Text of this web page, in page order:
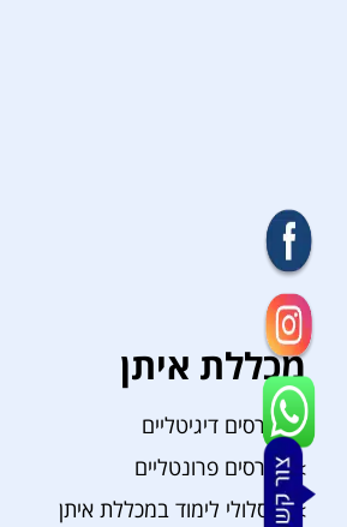
מכללת איתן
קורסים דיגיטליים
קורסים פרונטליים
מסלולי לימוד במכללת איתן